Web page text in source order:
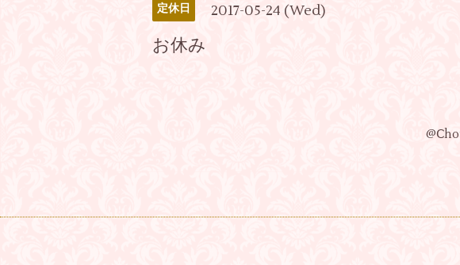
定休日 2017-05-24 (Wed)
お休み